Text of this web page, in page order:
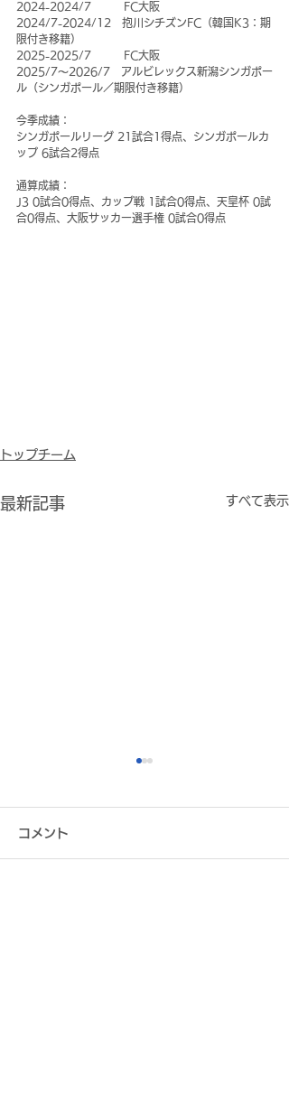
2024-2024/7　　　FC大阪
2024/7-2024/12　抱川シチズンFC（韓国K3：期
限付き移籍）
2025-2025/7　　　FC大阪
2025/7～2026/7　アルビレックス新潟シンガポー
ル（シンガポール／期限付き移籍）
今季成績：
シンガポールリーグ 21試合1得点、シンガポールカ
ップ 6試合2得点
通算成績：
J3 0試合0得点、カップ戦 1試合0得点、天皇杯 0試
合0得点、大阪サッカー選手権 0試合0得点
トップチーム
最新記事 すべて表示
コメント